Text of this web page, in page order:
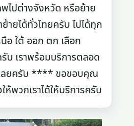
ไปต่างจังหวัด หรือย้าย
ายได้ทั่วไทยครับ ไปได้ทุก
อ ใต้ ออก ตก เลือก
บ เราพร้อมบริการตลอด
เลยครับ **** ขอขอบคุณ
ห้พวกเราได้ให้บริการครับ